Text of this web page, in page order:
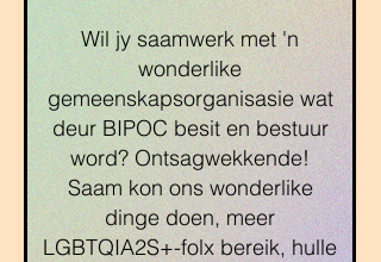
Wil jy saamwerk met 'n
wonderlike
gemeenskapsorganisasie wat
deur BIPOC besit en bestuur
word? Ontsagwekkende!
Saam kon ons wonderlike
dinge doen, meer
LGBTQIA2S+-folx bereik, hulle